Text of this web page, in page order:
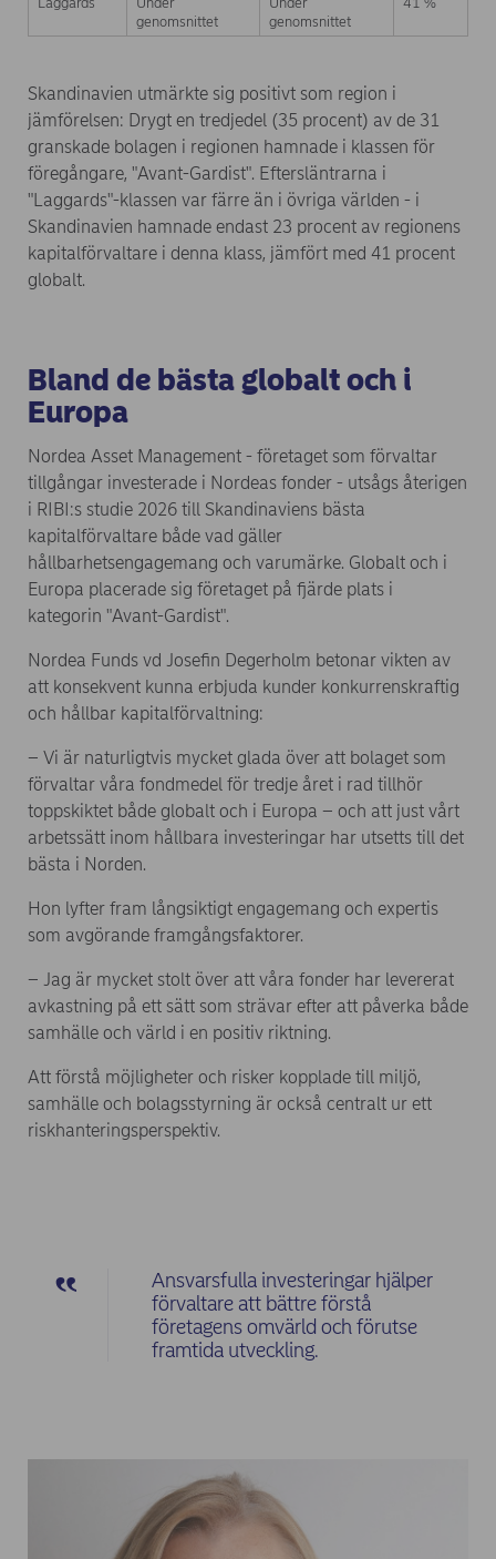
genomsnittet
genomsnittet
Skandinavien utmärkte sig positivt som region i
jämförelsen: Drygt en tredjedel (35 procent) av de 31
granskade bolagen i regionen hamnade i klassen för
föregångare, "Avant-Gardist". Eftersläntrarna i
"Laggards"-klassen var färre än i övriga världen - i
Skandinavien hamnade endast 23 procent av regionens
kapitalförvaltare i denna klass, jämfört med 41 procent
globalt.
Bland de bästa globalt och i
Europa
Nordea Asset Management - företaget som förvaltar
tillgångar investerade i Nordeas fonder - utsågs återigen
i RIBI:s studie 2026 till Skandinaviens bästa
kapitalförvaltare både vad gäller
hållbarhetsengagemang och varumärke. Globalt och i
Europa placerade sig företaget på fjärde plats i
kategorin "Avant-Gardist".
Nordea Funds vd Josefin Degerholm betonar vikten av
att konsekvent kunna erbjuda kunder konkurrenskraftig
och hållbar kapitalförvaltning:
– Vi är naturligtvis mycket glada över att bolaget som
förvaltar våra fondmedel för tredje året i rad tillhör
toppskiktet både globalt och i Europa – och att just vårt
arbetssätt inom hållbara investeringar har utsetts till det
bästa i Norden.
Hon lyfter fram långsiktigt engagemang och expertis
som avgörande framgångsfaktorer.
– Jag är mycket stolt över att våra fonder har levererat
avkastning på ett sätt som strävar efter att påverka både
samhälle och värld i en positiv riktning.
Att förstå möjligheter och risker kopplade till miljö,
samhälle och bolagsstyrning är också centralt ur ett
riskhanteringsperspektiv.
Ansvarsfulla investeringar hjälper
förvaltare att bättre förstå
företagens omvärld och förutse
framtida utveckling.